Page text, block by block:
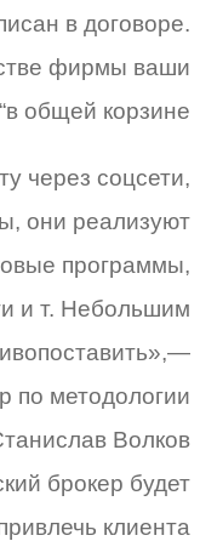
в договоре.
фирмы ваши
общей корзине”.
через соцсети,
они реализуют
программы,
и т. Небольшим
по методологии
Волков
брокер будет
клиента